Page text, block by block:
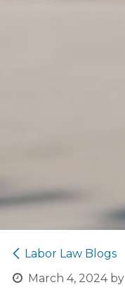
Labor Law Blogs
March 4, 2024 by